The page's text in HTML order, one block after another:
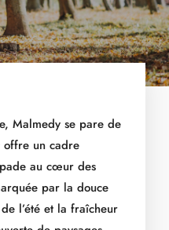
Malmedy se pare de
offre un cadre
au cœur des
par la douce
l’été et la fraîcheur